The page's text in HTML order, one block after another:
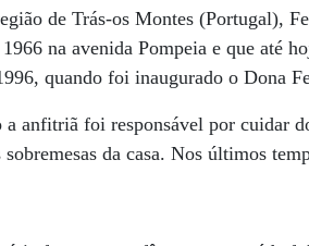
de Trás-os Montes (Portugal),
na avenida Pompeia e que até
quando foi inaugurado o Dona
anfitriã foi responsável por cuidar
sobremesas da casa. Nos últimos